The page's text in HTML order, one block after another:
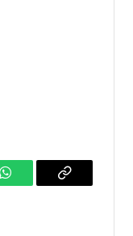
WhatsAppCopy